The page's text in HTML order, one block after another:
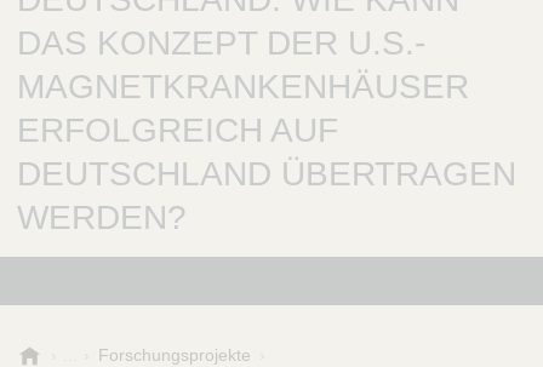
DAS KONZEPT DER U.S.-
MAGNETKRANKENHÄUSER
ERFOLGREICH AUF
DEUTSCHLAND ÜBERTRAGEN
WERDEN?
Forschungsprojekte